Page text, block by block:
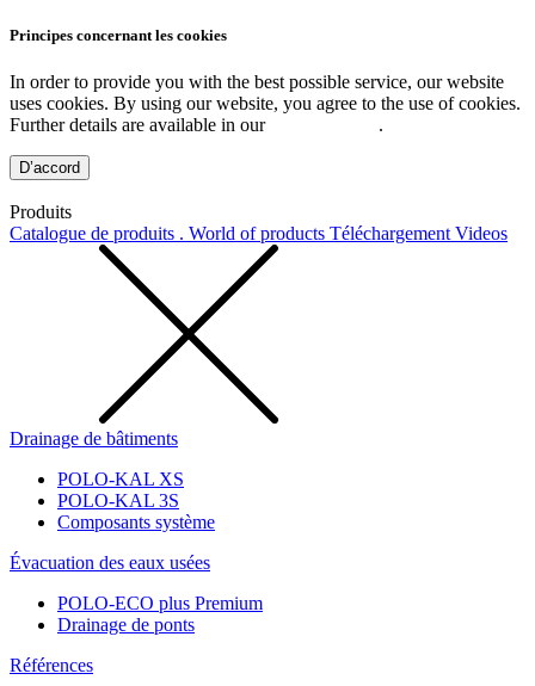
Principes concernant les cookies
In order to provide you with the best possible service, our website
uses cookies. By using our website, you agree to the use of cookies.
Further details are available in our
.
D’accord
Produits
Catalogue de produits . World of products Téléchargement Videos
Drainage de bâtiments
POLO-KAL XS
POLO-KAL 3S
Composants système
Évacuation des eaux usées
POLO-ECO plus Premium
Drainage de ponts
Références